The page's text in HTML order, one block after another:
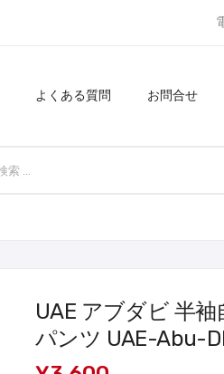
よくある質問 お問合せ
UAE アブダビ 半
パンツ UAE-Abu-